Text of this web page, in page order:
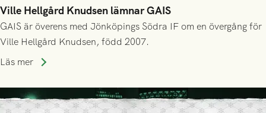
Ville Hellgård Knudsen lämnar GAIS
GAIS är överens med Jönköpings Södra IF om en övergång för
Ville Hellgård Knudsen, född 2007.
Läs mer